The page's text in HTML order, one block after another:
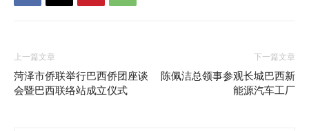
上一篇文章
菏泽市侨联举行巴西侨团座谈
会暨巴西联络站成立仪式
下一篇文章
陈佩洁总领事参观长城巴西新
能源汽车工厂